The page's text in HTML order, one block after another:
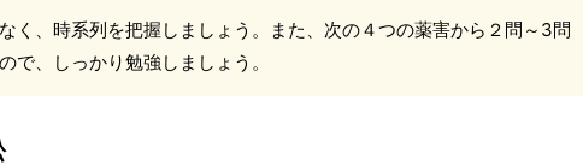
く、時系列を把握しましょう。また、次の４つの薬害から２問～3問
で、しっかり勉強しましょう。